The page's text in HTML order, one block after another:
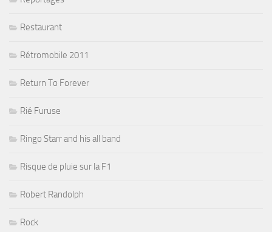
Restaurant
Rétromobile 2011
Return To Forever
Rié Furuse
Ringo Starr and his all band
Risque de pluie sur la F1
Robert Randolph
Rock